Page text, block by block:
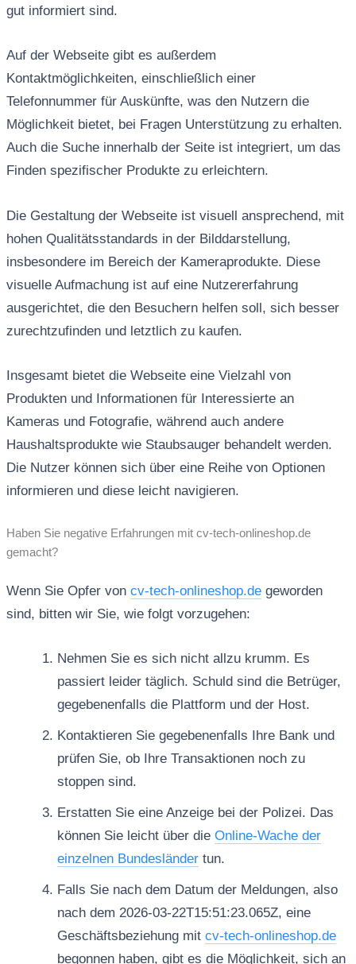
gut informiert sind.
Auf der Webseite gibt es außerdem
Kontaktmöglichkeiten, einschließlich einer
Telefonnummer für Auskünfte, was den Nutzern die
Möglichkeit bietet, bei Fragen Unterstützung zu erhalten.
Auch die Suche innerhalb der Seite ist integriert, um das
Finden spezifischer Produkte zu erleichtern.
Die Gestaltung der Webseite ist visuell ansprechend, mit
hohen Qualitätsstandards in der Bilddarstellung,
insbesondere im Bereich der Kameraprodukte. Diese
visuelle Aufmachung ist auf eine Nutzererfahrung
ausgerichtet, die den Besuchern helfen soll, sich besser
zurechtzufinden und letztlich zu kaufen.
Insgesamt bietet die Webseite eine Vielzahl von
Produkten und Informationen für Interessierte an
Kameras und Fotografie, während auch andere
Haushaltsprodukte wie Staubsauger behandelt werden.
Die Nutzer können sich über eine Reihe von Optionen
informieren und diese leicht navigieren.
Haben Sie negative Erfahrungen mit cv-tech-onlineshop.de
gemacht?
Wenn Sie Opfer von cv-tech-onlineshop.degeworden
sind, bitten wir Sie, wie folgt vorzugehen:
Nehmen Sie es sich nicht allzu krumm. Es
passiert leider täglich. Schuld sind die Betrüger,
gegebenenfalls die Plattform und der Host.
Kontaktieren Sie gegebenenfalls Ihre Bank und
prüfen Sie, ob Ihre Transaktionen noch zu
stoppen sind.
Erstatten Sie eine Anzeige bei der Polizei. Das
können Sie leicht über die Online-Wache der
einzelnen Bundesländertun.
Falls Sie nach dem Datum der Meldungen, also
nach dem 2026-03-22T15:51:23.065Z, eine
Geschäftsbeziehung mit cv-tech-onlineshop.de
begonnen haben, gibt es die Möglichkeit, sich an